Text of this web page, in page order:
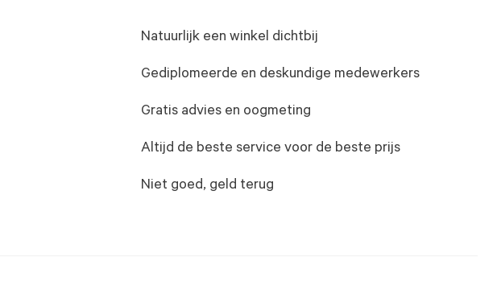
Natuurlijk een winkel dichtbij
Gediplomeerde en deskundige medewerkers
Gratis advies en oogmeting
Altijd de beste service voor de beste prijs
Niet goed, geld terug